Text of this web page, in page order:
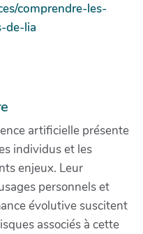
comprendre-les-
de-lia
artificielle présente
individus et les
enjeux. Leur
personnels et
évolutive suscitent
associés à cette